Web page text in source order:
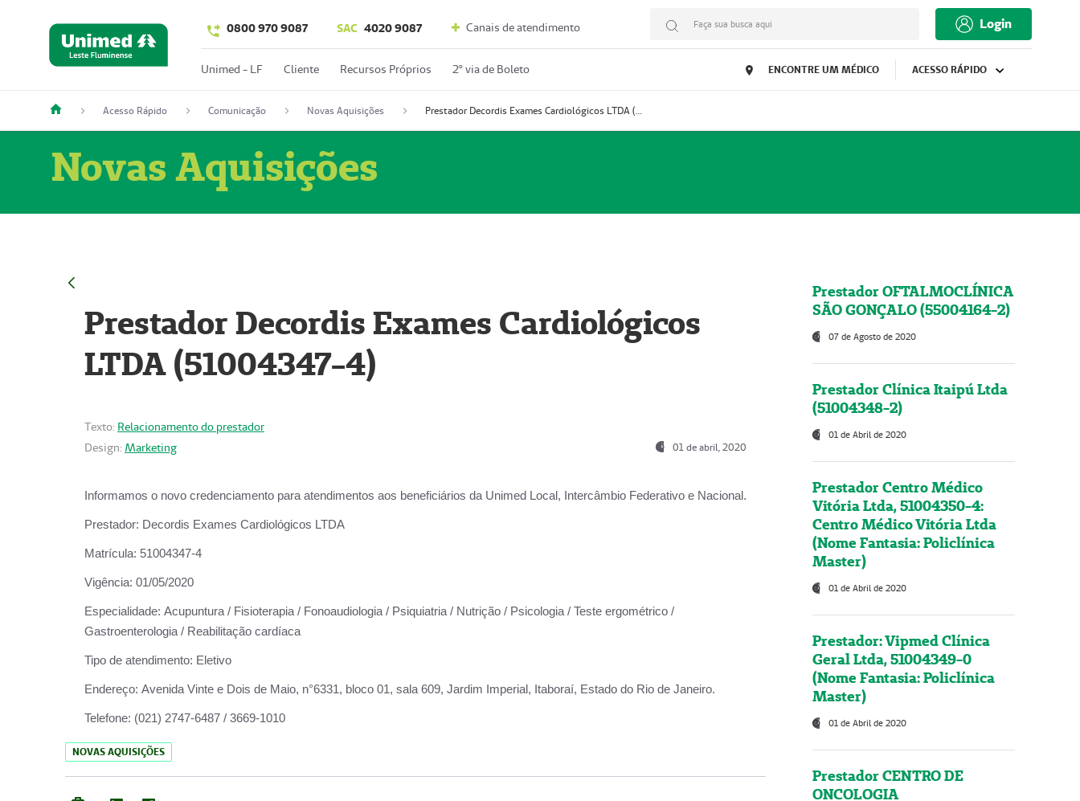
0800 970 9087 SAC 4020 9087 Canais de atendimento Faça sua busca aqui Login
Unimed - LF Cliente Recursos Próprios 2º via de Boleto ENCONTRE UM MÉDICO ACESSO RÁPIDO
Acesso Rápido Comunicação Novas Aquisições Prestador Decordis Exames Cardiológicos LTDA (51004347-4)
Novas Aquisições
Prestador Decordis Exames Cardiológicos
LTDA (51004347-4)
Texto: Relacionamento do prestador
Design: Marketing 01 de abril, 2020
Informamos o novo credenciamento para atendimentos aos beneficiários da Unimed Local, Intercâmbio Federativo e Nacional.
Prestador: Decordis Exames Cardiológicos LTDA
Matrícula: 51004347-4
Vigência: 01/05/2020
Especialidade: Acupuntura / Fisioterapia / Fonoaudiologia / Psiquiatria / Nutrição / Psicologia / Teste ergométrico /
Gastroenterologia / Reabilitação cardíaca
Tipo de atendimento: Eletivo
Endereço: Avenida Vinte e Dois de Maio, n°6331, bloco 01, sala 609, Jardim Imperial, Itaboraí, Estado do Rio de Janeiro.
Telefone: (021) 2747-6487 / 3669-1010
NOVAS AQUISIÇÕES
Prestador OFTALMOCLÍNICA
SÃO GONÇALO (55004164-2)
07 de Agosto de 2020
Prestador Clínica Itaipú Ltda
(51004348-2)
01 de Abril de 2020
Prestador Centro Médico
Vitória Ltda, 51004350-4:
Centro Médico Vitória Ltda
(Nome Fantasia: Policlínica
Master)
01 de Abril de 2020
Prestador: Vipmed Clínica
Geral Ltda, 51004349-0
(Nome Fantasia: Policlínica
Master)
01 de Abril de 2020
Prestador CENTRO DE
ONCOLOGIA